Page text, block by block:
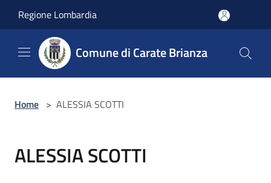
Regione Lombardia
Comune di Carate Brianza
Home > ALESSIA SCOTTI
ALESSIA SCOTTI